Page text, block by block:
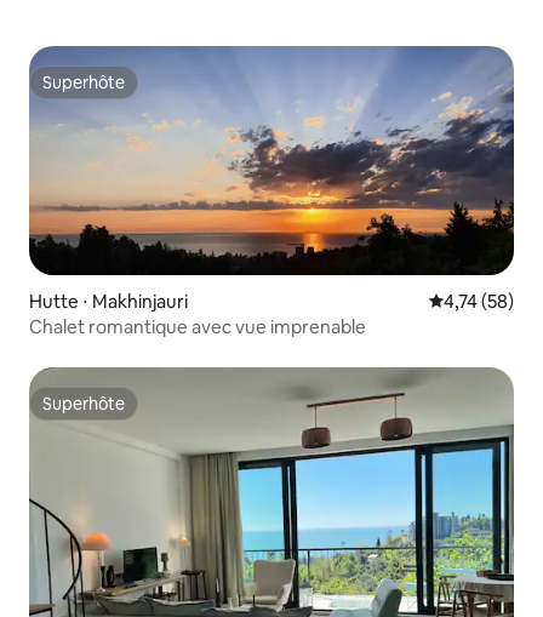
Superhôte
Superhôte
Hutte ⋅ Makhinjauri Évaluation
4,74 (58)
Chalet romantique avec vue imprenable
Superhôte
Superhôte